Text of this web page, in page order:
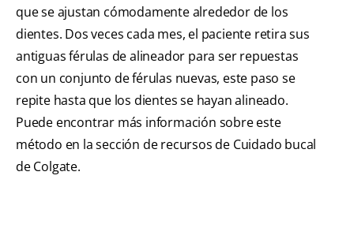
que se ajustan cómodamente alrededor de los
dientes. Dos veces cada mes, el paciente retira sus
antiguas férulas de alineador para ser repuestas
con un conjunto de férulas nuevas, este paso se
repite hasta que los dientes se hayan alineado.
Puede encontrar más información sobre este
método en la sección de recursos de Cuidado bucal
de Colgate.